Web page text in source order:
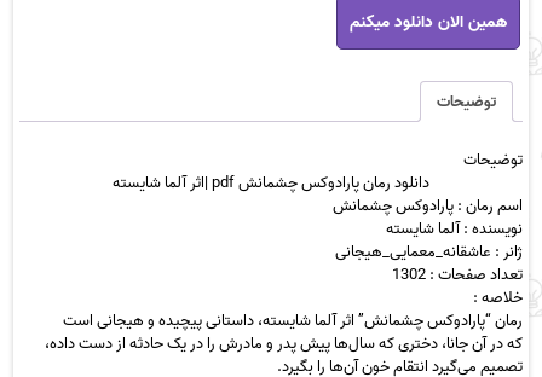
رمان
پارادوکس
pdf
|
آلما
عدد
همین الان دانلود میکنم
توضیحات
توضیحات
دانلود رمان پارادوکس چشمانش pdf |اثر آلما شایسته
اسم رمان : پارادوکس چشمانش
نویسنده : آلما شایسته
ژانر : عاشقانه_معمایی_هیجانی
تعداد صفحات : 1302
خلاصه :
رمان “پارادوکس چشمانش” اثر آلما شایسته، داستانی پیچیده و هیجانی است
که در آن جانا، دختری که سال‌ها پیش پدر و مادرش را در یک حادثه از دست داده،
تصمیم می‌گیرد انتقام خون آن‌ها را بگیرد.